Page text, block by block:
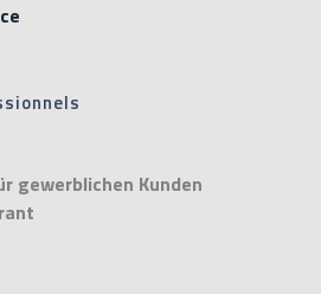
gewerblichen Kunden